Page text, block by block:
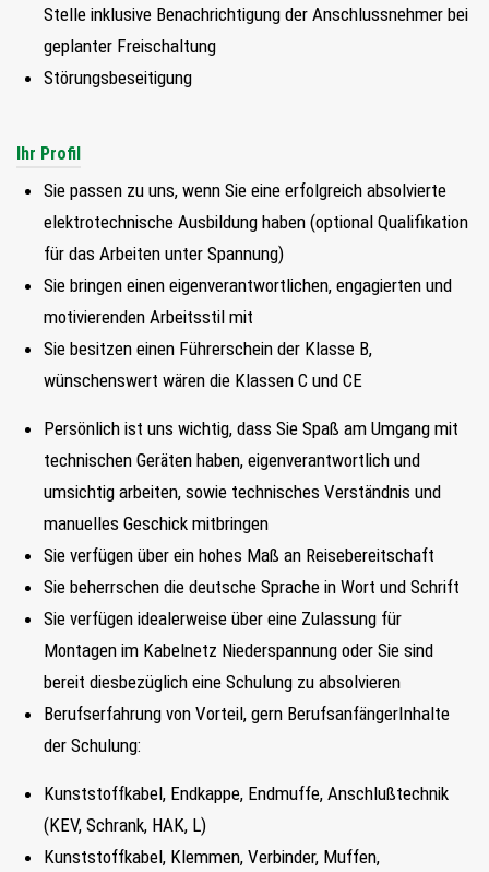
Stelle inklusive Benachrichtigung der Anschlussnehmer bei
geplanter Freischaltung
Störungsbeseitigung
Ihr Profil
Sie passen zu uns, wenn Sie eine erfolgreich absolvierte
elektrotechnische Ausbildung haben (optional Qualifikation
für das Arbeiten unter Spannung)
Sie bringen einen eigenverantwortlichen, engagierten und
motivierenden Arbeitsstil mit
Sie besitzen einen Führerschein der Klasse B,
wünschenswert wären die Klassen C und CE
Persönlich ist uns wichtig, dass Sie Spaß am Umgang mit
technischen Geräten haben, eigenverantwortlich und
umsichtig arbeiten, sowie technisches Verständnis und
manuelles Geschick mitbringen
Sie verfügen über ein hohes Maß an Reisebereitschaft
Sie beherrschen die deutsche Sprache in Wort und Schrift
Sie verfügen idealerweise über eine Zulassung für
Montagen im Kabelnetz Niederspannung oder Sie sind
bereit diesbezüglich eine Schulung zu absolvieren
Berufserfahrung von Vorteil, gern BerufsanfängerInhalte
der Schulung:
Kunststoffkabel, Endkappe, Endmuffe, Anschlußtechnik
(KEV, Schrank, HAK, L)
Kunststoffkabel, Klemmen, Verbinder, Muffen,